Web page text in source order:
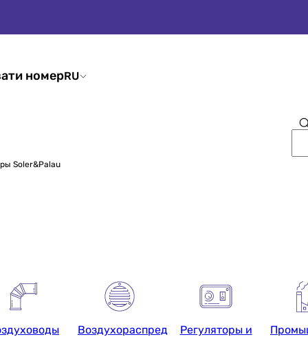
номерRU
Soler&Palau
Воздухораспределительные
Регуляторы и